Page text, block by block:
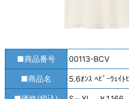
■商品番号 00113-BCV
■商品名 5.6ｵﾝｽ ﾍﾋﾞｰｳｪｲﾄ